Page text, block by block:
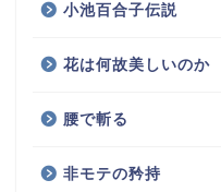
小池百合子伝説
花は何故美しいのか
腰で斬る
非モテの矜持